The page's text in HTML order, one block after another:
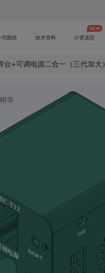
壳图纸 技术资料 计算选型
台+可调电源二合一（三代加大
等